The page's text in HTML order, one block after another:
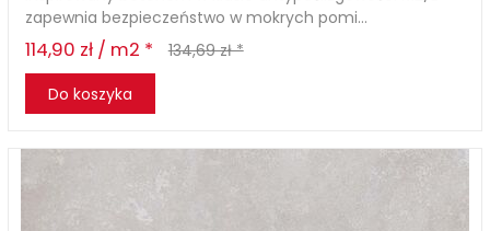
zapewnia bezpieczeństwo w mokrych pomi...
114,90 zł / m2 *
134,69 zł *
Do koszyka